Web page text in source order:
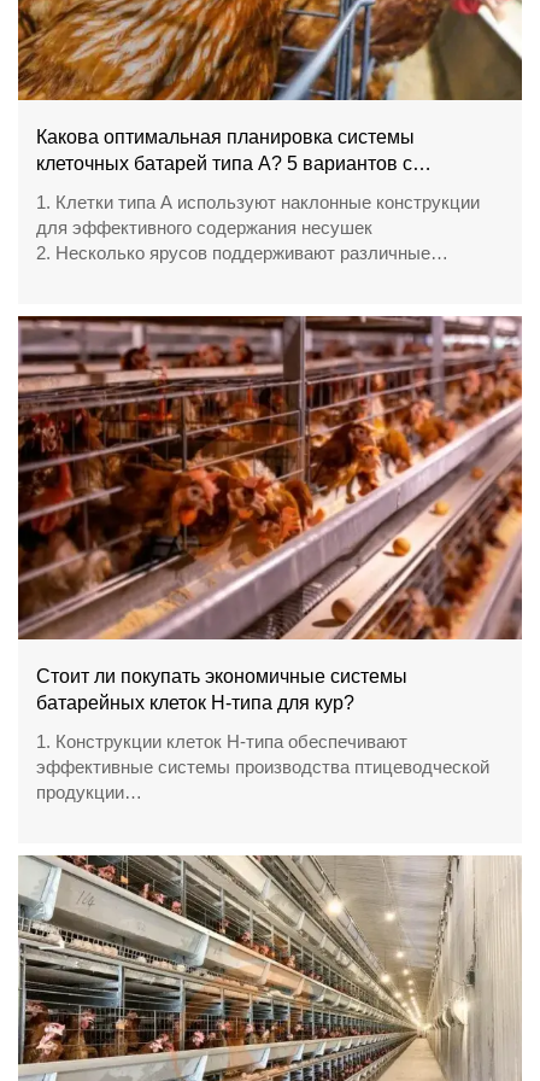
Какова оптимальная планировка системы
клеточных батарей типа A? 5 вариантов с
1. Клетки типа A используют наклонные конструкции
для эффективного содержания несушек
2. Несколько ярусов поддерживают различные
эффективность кормления и управления
4. Планировка фермы требует тщательного
планирования вентиляции и рабочих процессов
5. Приёмная / номер WhatsApp: +8618830120193
Стоит ли покупать экономичные системы
батарейных клеток H-типа для кур?
1. Конструкции клеток H-типа обеспечивают
эффективные системы производства птицеводческой
продукции
3. Коммерческие проекты требуют точного инженерного
планирования
4. Современные фермы зависят от надежной
интеграции оборудования
5. Приемная / номер WhatsApp: +8618830120193